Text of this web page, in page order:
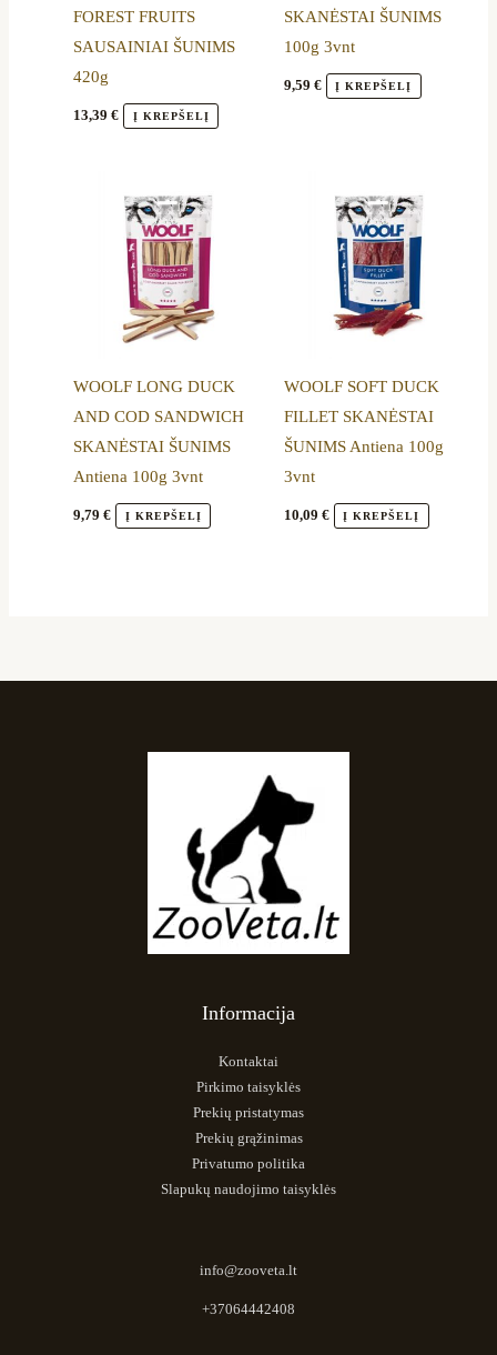
FOREST FRUITS
SAUSAINIAI ŠUNIMS
420g
13,39€ Į KREPŠELĮ
SKANĖSTAI ŠUNIMS
100g 3vnt
9,59 € Į KREPŠELĮ
WOOLF LONG DUCK
AND COD SANDWICH
SKANĖSTAI ŠUNIMS
Antiena 100g 3vnt
9,79€ Į KREPŠELĮ
WOOLF SOFT DUCK
FILLET SKANĖSTAI
ŠUNIMS Antiena 100g
3vnt
10,09 € Į KREPŠELĮ
Informacija
Kontaktai
Pirkimo taisyklės
Prekių pristatymas
Prekių grąžinimas
Privatumo politika
Slapukų naudojimo taisyklės
info@zooveta.lt
+37064442408